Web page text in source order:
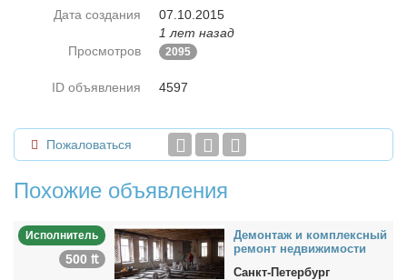
Дата создания
07.10.2015
1 лет назад
Просмотров
2095
ID объявления 4597
Пожаловаться
Похожие объявления
Исполнитель
500 ₶
Де­мон­таж и ком­плекс­ный
ре­монт недви­жи­мо­сти
Санкт-Петербург